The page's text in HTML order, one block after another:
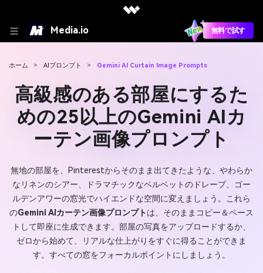
Media.io 無料で試す
ホーム > AIプロンプト > Gemini AI Curtain Image Prompts
高級感のある部屋にするた
めの25以上のGemini AIカ
ーテン画像プロンプト
無地の部屋を、Pinterestからそのまま出てきたような、やわらか
なリネンのシアー、ドラマチックなベルベットのドレープ、ゴー
ルデンアワーの窓光でハイエンドな空間に変えましょう。これら
のGemini AIカーテン画像プロンプトは、そのままコピー＆ペース
トして即座に生成できます。部屋の写真をアップロードするか、
ゼロから始めて、リアルな仕上がりをすぐに得ることができま
す。すべての窓をフォーカルポイントにしましょう。